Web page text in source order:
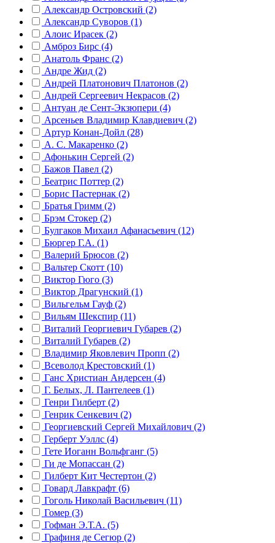
Александр Островский (2)
Александр Суворов (1)
Алоис Ирасек (2)
Амброз Бирс (4)
Анатоль Франс (2)
Андре Жид (2)
Андрей Платонович Платонов (2)
Андрей Сергеевич Некрасов (2)
Антуан де Сент-Экзюпери (4)
Арсеньев Владимир Клавдиевич (2)
Артур Конан-Дойл (28)
А. С. Макаренко (2)
Афонькин Сергей (2)
Бажов Павел (2)
Беатрис Поттер (2)
Борис Пастернак (2)
Братья Гримм (2)
Брэм Стокер (2)
Булгаков Михаил Афанасьевич (12)
Бюргер Г.А. (1)
Валерий Брюсов (2)
Вальтер Скотт (10)
Виктор Гюго (3)
Виктор Драгунский (1)
Вильгельм Гауф (2)
Вильям Шекспир (11)
Виталий Георгиевич Губарев (2)
Виталий Губарев (2)
Владимир Яковлевич Пропп (2)
Всеволод Крестовский (1)
Ганс Христиан Андерсен (4)
Г. Белых, Л. Пантелеев (1)
Генри Гилберт (2)
Генрик Сенкевич (2)
Георгиевский Сергей Михайлович (2)
Герберт Уэллс (4)
Гете Иоганн Вольфганг (5)
Ги де Мопассан (2)
Гилберт Кит Честертон (2)
Говард Лавкрафт (6)
Гоголь Николай Васильевич (11)
Гомер (3)
Гофман Э.Т.А. (5)
Графиня де Сегюр (2)